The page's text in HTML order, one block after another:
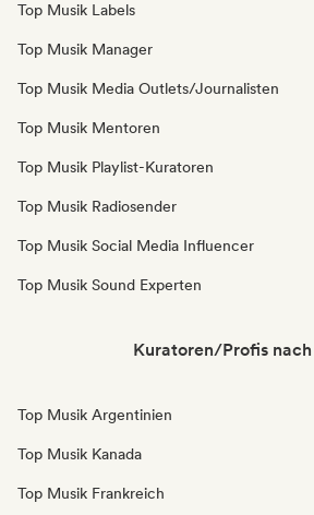
Top Musik Labels
Top Musik Manager
Top Musik Media Outlets/Journalisten
Top Musik Mentoren
Top Musik Playlist-Kuratoren
Top Musik Radiosender
Top Musik Social Media Influencer
Top Musik Sound Experten
Kuratoren/Profis
Top Musik Argentinien
Top Musik Kanada
Top Musik Frankreich